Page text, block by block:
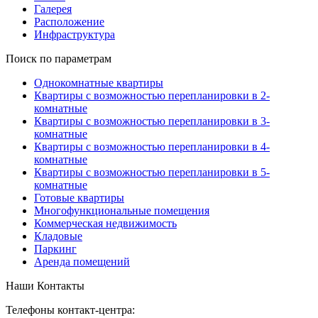
Галерея
Расположение
Инфраструктура
Поиск по параметрам
Однокомнатные квартиры
Квартиры с возможностью перепланировки в 2-
комнатные
Квартиры с возможностью перепланировки в 3-
комнатные
Квартиры с возможностью перепланировки в 4-
комнатные
Квартиры с возможностью перепланировки в 5-
комнатные
Готовые квартиры
Многофункциональные помещения
Коммерческая недвижимость
Кладовые
Паркинг
Аренда помещений
Наши Контакты
Телефоны контакт-центра: